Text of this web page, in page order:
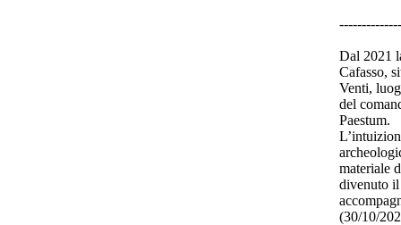
Dal 2021
Cafasso,
Venti,
del
Paestum.
materiale
divenuto il
(30/10/